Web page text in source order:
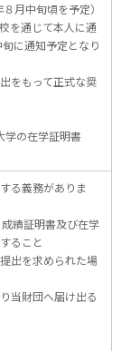
月中旬頃を予定）
を通じて本人に通
に通知予定となり
をもって正式な奨
の在学証明書
る義務がありま
績証明書及び在学
ること
出を求められた場
当財団へ届け出る